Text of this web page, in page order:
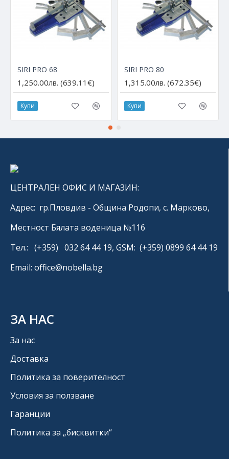
SIRI PRO 68
1,250.00лв. (639.11€)
Купи
SIRI PRO 80
1,315.00лв. (672.35€)
Купи
ЦЕНТРАЛЕН ОФИС И МАГАЗИН:
Адрес: гр.Пловдив - Община Родопи, с. Марково,
Местност Бялата воденица №116
Тел.: (+359) 032 64 44 19, GSM: (+359) 0899 64 44 19
Email: office@nobella.bg
ЗА НАС
За нас
Доставка
Политика за поверителност
Условия за ползване
Гаранции
Политика за „бисквитки“